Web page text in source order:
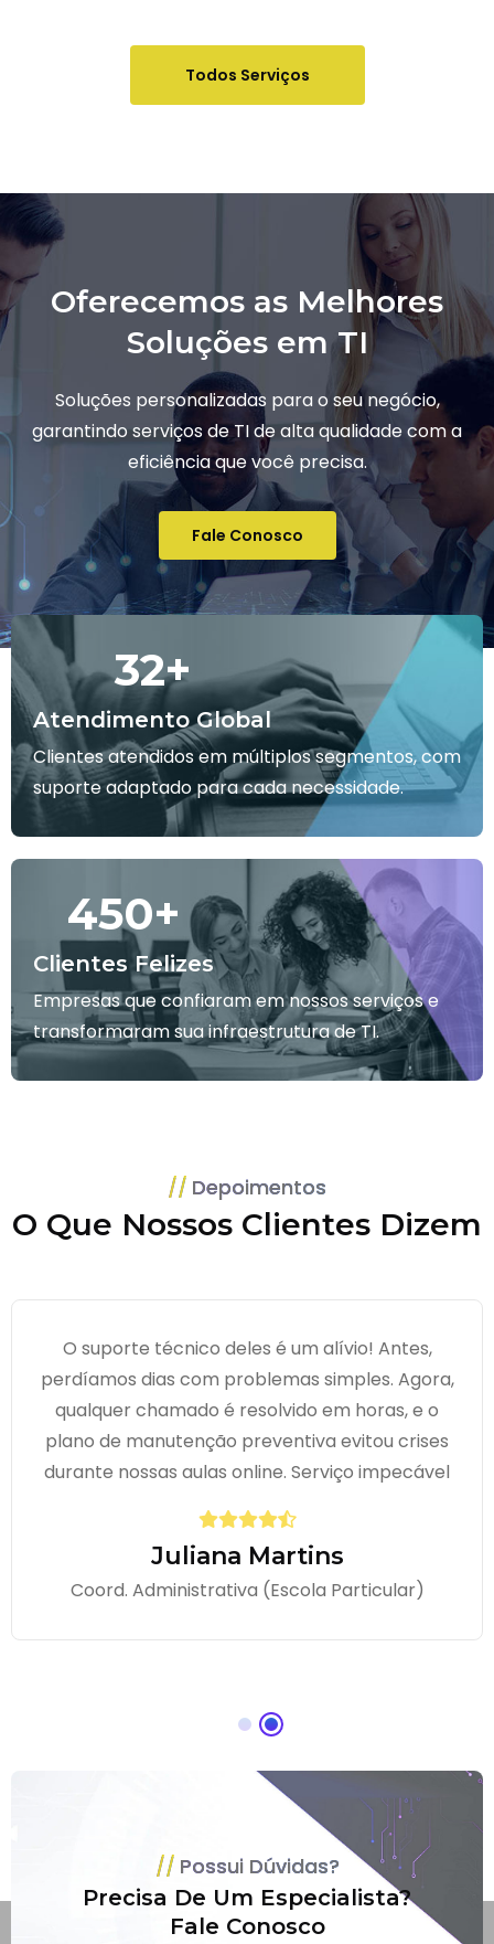
Todos Serviços
Oferecemos as Melhores
Soluções em TI
Soluções personalizadas para o seu negócio,
garantindo serviços de TI de alta qualidade com a
eficiência que você precisa.
Fale Conosco
Atendimento Global
32+
Clientes atendidos em múltiplos segmentos, com
suporte adaptado para cada necessidade.
Clientes Felizes
450+
Empresas que confiaram em nossos serviços e
transformaram sua infraestrutura de TI.
Depoimentos
O Que Nossos Clientes Dizem
O suporte técnico deles é um alívio! Antes,
perdíamos dias com problemas simples. Agora,
qualquer chamado é resolvido em horas, e o
plano de manutenção preventiva evitou crises
durante nossas aulas online. Serviço impecável
Juliana Martins
Coord. Administrativa (Escola Particular)
Possui Dúvidas?
Precisa De Um Especialista?
Fale Conosco